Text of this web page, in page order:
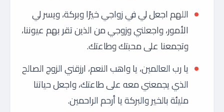
اللهم اجعل لي في زواجي خيرًا وبركة، ويسر لي
الأمور، واجعلني وزوجي من الذين تقر بهم عيوننا،
وتجمعنا على محبتك وطاعتك.
يا رب العالمين، يا واهب النعم، ارزقني الزوج الصالح
الذي يجمعني معه على طاعتك، واجعل حياتنا
مليئة بالخير والبركة يا أرحم الراحمين.